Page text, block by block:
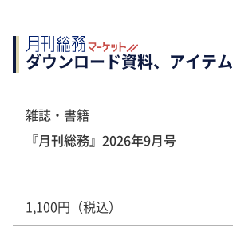
ダウンロード資料、アイテム
雑誌・書籍
『月刊総務』2026年9月号
1,100円（税込）